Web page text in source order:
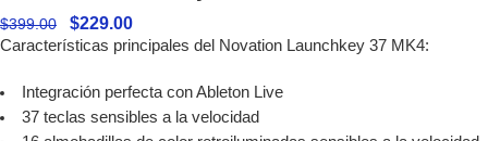
$399.00 $229.00
Características principales del Novation Launchkey 37 MK4:
Integración perfecta con Ableton Live
37 teclas sensibles a la velocidad